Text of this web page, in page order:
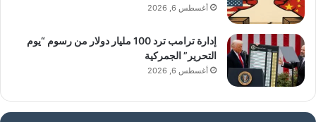
أغسطس 6, 2026
إدارة ترامب ترد 100 مليار دولار من رسوم “يوم
التحرير” الجمركية
أغسطس 6, 2026